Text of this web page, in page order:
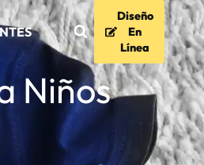
Diseño
En
Línea
Niños